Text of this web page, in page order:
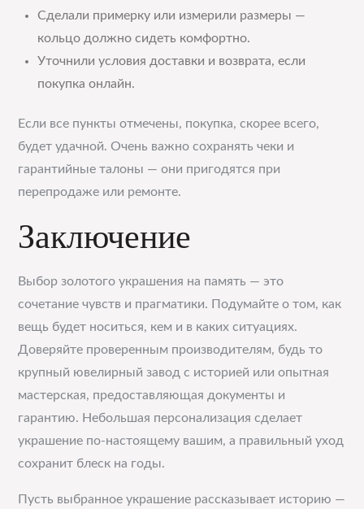
Сделали примерку или измерили размеры —
кольцо должно сидеть комфортно.
Уточнили условия доставки и возврата, если
покупка онлайн.
Если все пункты отмечены, покупка, скорее всего,
будет удачной. Очень важно сохранять чеки и
гарантийные талоны — они пригодятся при
перепродаже или ремонте.
Заключение
Выбор золотого украшения на память — это
сочетание чувств и прагматики. Подумайте о том, как
вещь будет носиться, кем и в каких ситуациях.
Доверяйте проверенным производителям, будь то
крупный ювелирный завод с историей или опытная
мастерская, предоставляющая документы и
гарантию. Небольшая персонализация сделает
украшение по-настоящему вашим, а правильный уход
сохранит блеск на годы.
Пусть выбранное украшение рассказывает историю —